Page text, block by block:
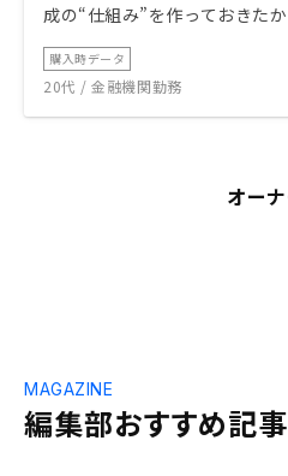
成の“仕組み”を作っておきたか
購入時データ
20代 / 金融機関勤務
オー
編集部おすすめ記事
MAGAZINE